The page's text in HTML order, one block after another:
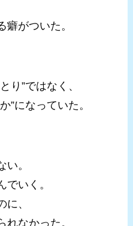
癖がついた。
り”ではなく、
”になっていた。
い。
でいく。
に、
れなかった。